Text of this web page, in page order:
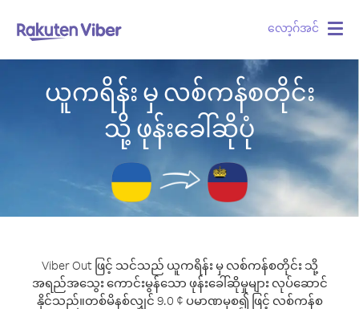
လော့ဂ်အင်
ယူကရိန်း မှ လစ်ကန်စတိုင်း
သို့ ဖုန်းခေါ်ဆိုပုံ
Viber Out ဖြင့် သင်သည် ယူကရိန်း မှ လစ်ကန်စတိုင်း သို့
အရည်အသွေး ကောင်းမွန်သော ဖုန်းခေါ်ဆိုမှုများ လုပ်ဆောင်
နိုင်သည်။တစ်မိနစ်လျှင် 9.0 ¢ ပမာဏမှစ၍ ဖြင့် လစ်ကန်စ